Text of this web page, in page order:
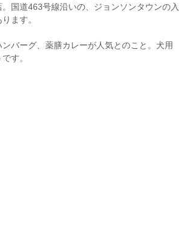
国道463号線沿いの、ジョンソンタウンの入
ます。
バーグ、薬膳カレーが人気とのこと。犬用
す。